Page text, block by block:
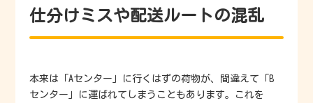
仕分けミスや配送ルートの混乱
本来は「Aセンター」に行くはずの荷物が、間違えて「B
センター」に運ばれてしまうこともあります。これを